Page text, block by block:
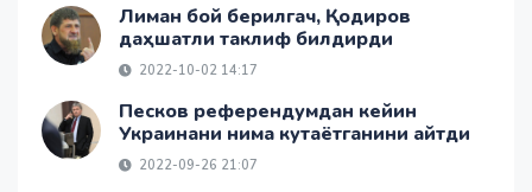
Лиман бой берилгач, Қодиров
даҳшатли таклиф билдирди
2022-10-02 14:17
Песков референдумдан кейин
Украинани нима кутаётганини айтди
2022-09-26 21:07